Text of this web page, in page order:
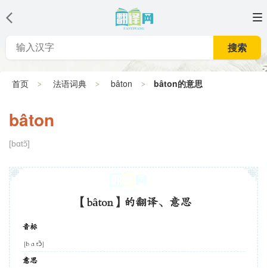
搜索
首页 法语词典 bâton bâton的意思
bâton
[bɑtɔ̃]